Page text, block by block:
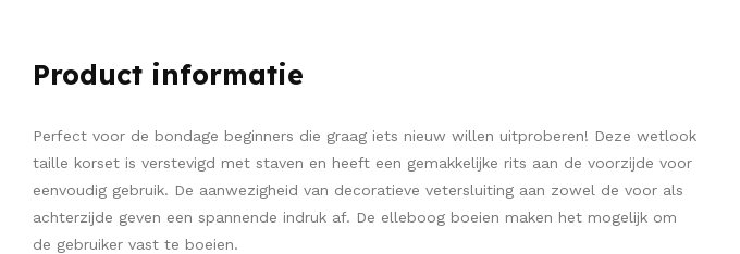
Product informatie
Perfect voor de bondage beginners die graag iets nieuw willen uitproberen! Deze wetlook
taille korset is verstevigd met staven en heeft een gemakkelijke rits aan de voorzijde voor
eenvoudig gebruik. De aanwezigheid van decoratieve vetersluiting aan zowel de voor als
achterzijde geven een spannende indruk af. De elleboog boeien maken het mogelijk om
de gebruiker vast te boeien.